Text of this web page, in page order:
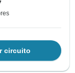
circuito